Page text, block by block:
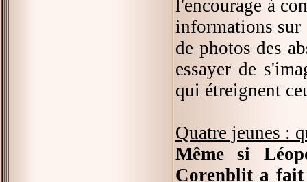
l'encourage à
informations
de photos des
essayer de
qui étreignent
Quatre jeunes :
Même si
Corenblit a fait